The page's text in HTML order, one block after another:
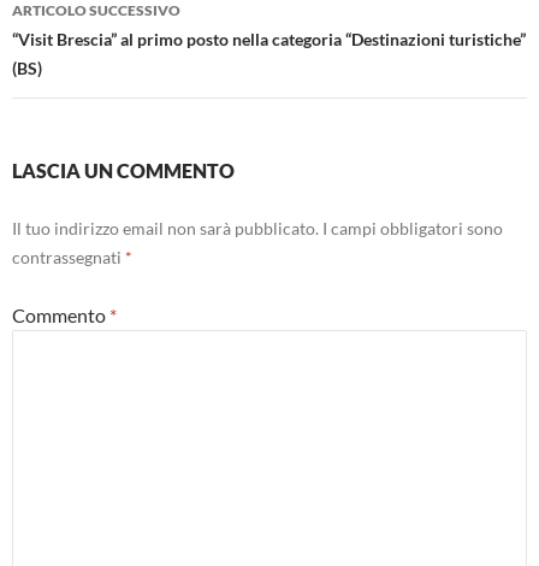
ARTICOLO SUCCESSIVO
“Visit Brescia” al primo posto nella categoria “Destinazioni turistiche”
(BS)
LASCIA UN COMMENTO
Il tuo indirizzo email non sarà pubblicato. I campi obbligatori sono
contrassegnati *
Commento *